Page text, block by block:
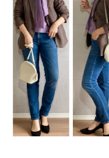
妊娠/出産/家族
ココロ/カラダ
グルメ
トラベル